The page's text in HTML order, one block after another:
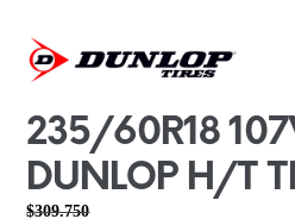
235/60R18
DUNLOP H/T
$309.750